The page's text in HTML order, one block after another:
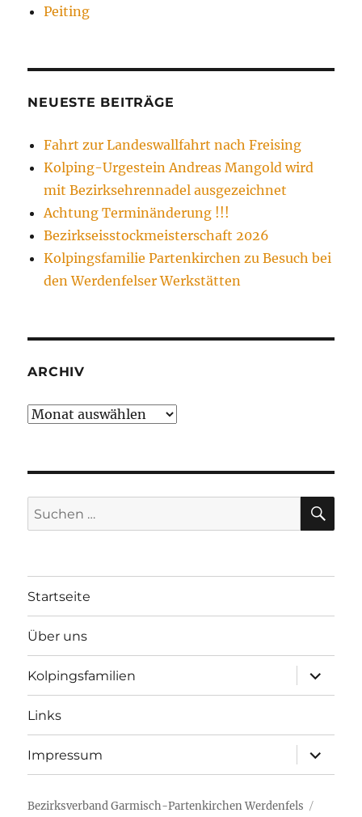
Peiting
NEUESTE BEITRÄGE
Fahrt zur Landeswallfahrt nach Freising
Kolping-Urgestein Andreas Mangold wird
mit Bezirksehrennadel ausgezeichnet
Achtung Terminänderung !!!
Bezirkseisstockmeisterschaft 2026
Kolpingsfamilie Partenkirchen zu Besuch bei
den Werdenfelser Werkstätten
ARCHIV
Archiv
Suchen
nach:
Startseite
Über uns
Kolpingsfamilien
öffnen
Links
Impressum
öffnen
Bezirksverband Garmisch-Partenkirchen Werdenfels